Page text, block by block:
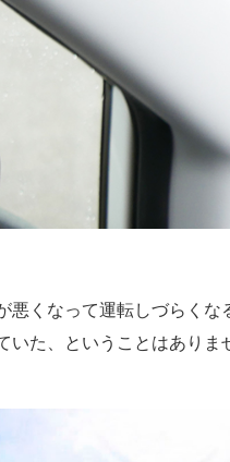
悪くなって運転しづらく
いた、ということはありま